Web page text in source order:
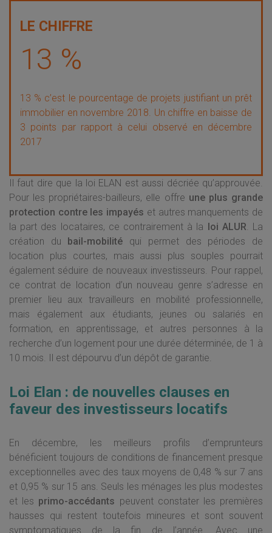
13 %
13 % c’est le pourcentage de projets justifiant un prêt
immobilier en novembre 2018. Un chiffre en baisse de
3 points par rapport à celui observé en décembre
2017
Il faut dire que la loi ELAN est aussi décriée qu’approuvée.
Pour les propriétaires-bailleurs, elle offre une plus grande
protection contre les impayés et autres manquements de
la part des locataires, ce contrairement à la loi ALUR. La
création du bail-mobilité qui permet des périodes de
location plus courtes, mais aussi plus souples pourrait
également séduire de nouveaux investisseurs. Pour rappel,
ce contrat de location d’un nouveau genre s’adresse en
premier lieu aux travailleurs en mobilité professionnelle,
mais également aux étudiants, jeunes ou salariés en
formation, en apprentissage, et autres personnes à la
recherche d’un logement pour une durée déterminée, de 1 à
10 mois. Il est dépourvu d’un dépôt de garantie.
Loi Elan : de nouvelles clauses en
faveur des investisseurs locatifs
En décembre, les meilleurs profils d’emprunteurs
bénéficient toujours de conditions de financement presque
exceptionnelles avec des taux moyens de 0,48 % sur 7 ans
et 0,95 % sur 15 ans. Seuls les ménages les plus modestes
et les primo-accédants peuvent constater les premières
hausses qui restent toutefois mineures et sont souvent
symptomatiques de la fin de l’année. Avec une